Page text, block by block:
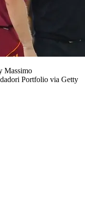
Massimo
Portfolio via Getty